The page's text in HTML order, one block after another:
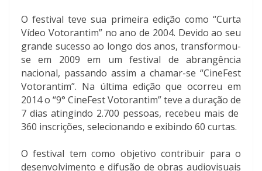
O festival teve sua primeira edição como “Curta
Vídeo Votorantim” no ano de 2004. Devido ao seu
grande sucesso ao longo dos anos, transformou-
se em 2009 em um festival de abrangência
nacional, passando assim a chamar-se “CineFest
Votorantim”. Na última edição que ocorreu em
2014 o “9° CineFest Votorantim” teve a duração de
7 dias atingindo 2.700 pessoas, recebeu mais de
360 inscrições, selecionando e exibindo 60 curtas.
O festival tem como objetivo contribuir para o
desenvolvimento e difusão de obras audiovisuais